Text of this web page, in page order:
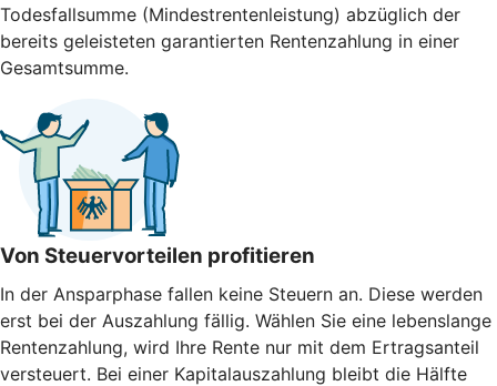
Todesfallsumme (Mindestrentenleistung) abzüglich der
bereits geleisteten garantierten Rentenzahlung in einer
Gesamtsumme.
Von Steuervorteilen profitieren
In der Ansparphase fallen keine Steuern an. Diese werden
erst bei der Auszahlung fällig. Wählen Sie eine lebenslange
Rentenzahlung, wird Ihre Rente nur mit dem Ertragsanteil
versteuert. Bei einer Kapitalauszahlung bleibt die Hälfte